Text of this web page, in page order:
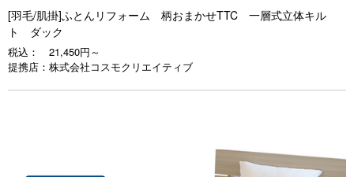
[羽毛/肌掛]ふとんリフォーム 柄おまかせTTC 一層式立体キル
ト ダック
税込：
21,450円～
提携店： 株式会社コスモクリエイティブ